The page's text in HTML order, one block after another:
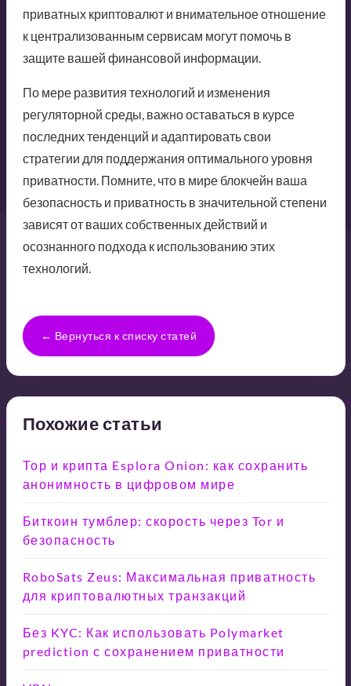
приватных криптовалют и внимательное отношение
к централизованным сервисам могут помочь в
защите вашей финансовой информации.
По мере развития технологий и изменения
регуляторной среды, важно оставаться в курсе
последних тенденций и адаптировать свои
стратегии для поддержания оптимального уровня
приватности. Помните, что в мире блокчейн ваша
безопасность и приватность в значительной степени
зависят от ваших собственных действий и
осознанного подхода к использованию этих
технологий.
← Вернуться к списку статей
Похожие статьи
Тор и крипта Esplora Onion: как сохранить
анонимность в цифровом мире
Биткоин тумблер: скорость через Tor и
безопасность
RoboSats Zeus: Максимальная приватность
для криптовалютных транзакций
Без KYC: Как использовать Polymarket
prediction с сохранением приватности